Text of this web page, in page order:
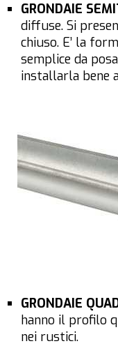
GRONDAIE
diffuse. Si
chiuso. E’ la
semplice da
installarla bene
GRONDAIE
hanno il profilo
nei rustici.